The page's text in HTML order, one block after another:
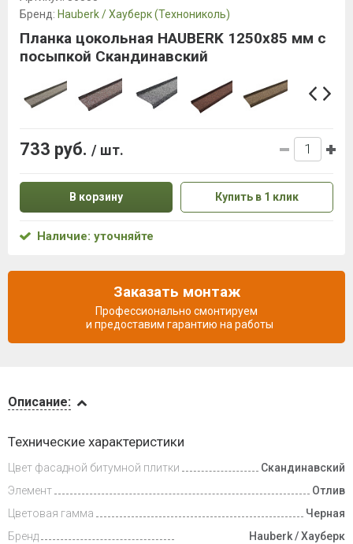
и оплата
Описание:
Технические характеристики
Цвет фасадной битумной плитки
Скандинавский
Элемент
Отлив
Цветовая гамма
Черная
Бренд
Hauberk / Хауберк
Бренд: Hauberk / Хауберк (Технониколь)
Планка цокольная HAUBERK 1250х85 мм с
посыпкой Скандинавский
733 руб. / шт.
В корзину Купить в 1 клик
Наличие: уточняйте
Заказать монтаж
Профессионально смонтируем
и предоставим гарантию на работы